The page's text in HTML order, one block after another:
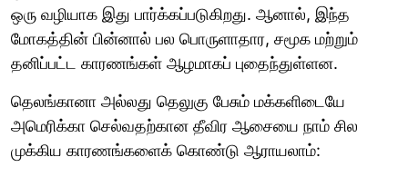
ஒரு வழியாக இது பார்க்கப்படுகிறது. ஆனால், இந்த
மோகத்தின் பின்னால் பல பொருளாதார, சமூக மற்றும்
தனிப்பட்ட காரணங்கள் ஆழமாகப் புதைந்துள்ளன.
தெலங்கானா அல்லது தெலுகு பேசும் மக்களிடையே
அமெரிக்கா செல்வதற்கான தீவிர ஆசையை நாம் சில
முக்கிய காரணங்களைக் கொண்டு ஆராயலாம்: